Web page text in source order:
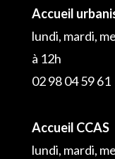
Accueil
lundi, mardi,
à 12h
02 98 04 59 61
Accueil CCAS
lundi, mardi,